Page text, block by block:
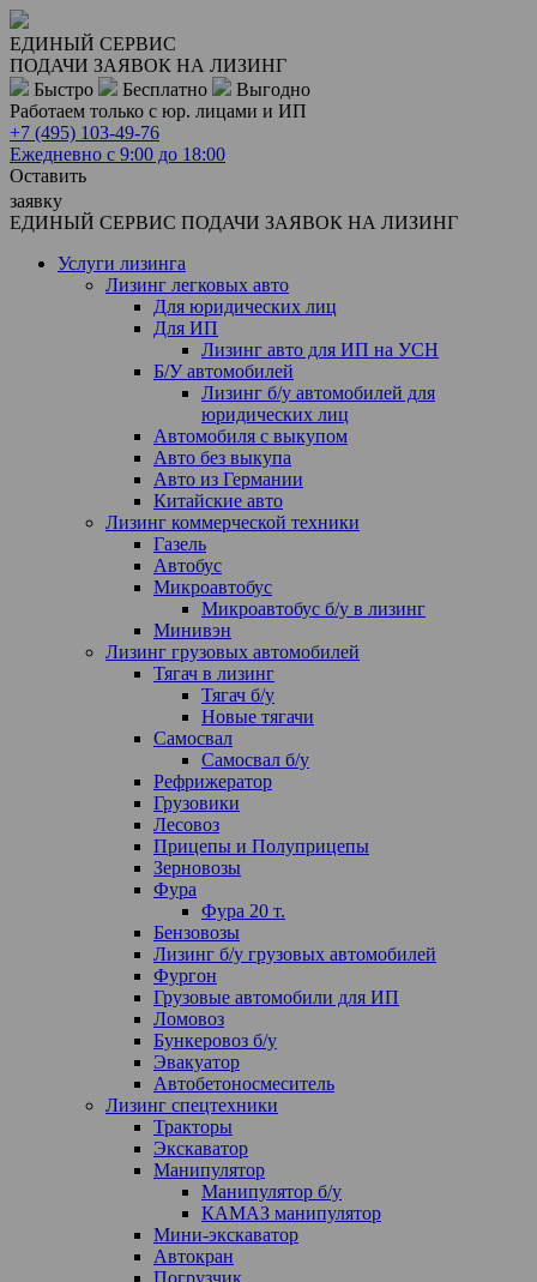
ЕДИНЫЙ СЕРВИС
ПОДАЧИ ЗАЯВОК НА ЛИЗИНГ
Быстро
Бесплатно
Выгодно
Работаем только с юр. лицами и ИП
+7 (495) 103-49-76
Ежедневно с 9:00 до 18:00
Оставить
заявку
ЕДИНЫЙ СЕРВИС ПОДАЧИ ЗАЯВОК НА ЛИЗИНГ
Услуги лизинга
Лизинг легковых авто
Для юридических лиц
Для ИП
Лизинг авто для ИП на УСН
Б/У автомобилей
Лизинг б/у автомобилей для
юридических лиц
Автомобиля с выкупом
Авто без выкупа
Авто из Германии
Китайские авто
Лизинг коммерческой техники
Газель
Автобус
Микроавтобус
Микроавтобус б/у в лизинг
Минивэн
Лизинг грузовых автомобилей
Тягач в лизинг
Тягач б/у
Новые тягачи
Самосвал
Самосвал б/у
Рефрижератор
Грузовики
Лесовоз
Прицепы и Полуприцепы
Зерновозы
Фура
Фура 20 т.
Бензовозы
Лизинг б/у грузовых автомобилей
Фургон
Грузовые автомобили для ИП
Ломовоз
Бункеровоз б/у
Эвакуатор
Автобетоносмеситель
Лизинг спецтехники
Тракторы
Экскаватор
Манипулятор
Манипулятор б/у
КАМАЗ манипулятор
Мини-экскаватор
Автокран
Погрузчик